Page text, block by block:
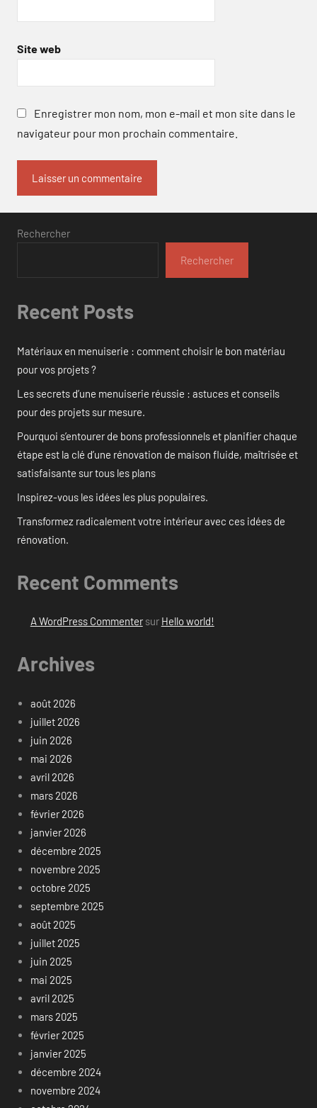
Site web
Enregistrer mon nom, mon e-mail et mon site dans le
navigateur pour mon prochain commentaire.
Rechercher
Rechercher
Recent Posts
Matériaux en menuiserie : comment choisir le bon matériau
pour vos projets ?
Les secrets d’une menuiserie réussie : astuces et conseils
pour des projets sur mesure.
Pourquoi s’entourer de bons professionnels et planifier chaque
étape est la clé d’une rénovation de maison fluide, maîtrisée et
satisfaisante sur tous les plans
Inspirez-vous les idées les plus populaires.
Transformez radicalement votre intérieur avec ces idées de
rénovation.
Recent Comments
A WordPress Commentersur Hello world!
Archives
août 2026
juillet 2026
juin 2026
mai 2026
avril 2026
mars 2026
février 2026
janvier 2026
décembre 2025
novembre 2025
octobre 2025
septembre 2025
août 2025
juillet 2025
juin 2025
mai 2025
avril 2025
mars 2025
février 2025
janvier 2025
décembre 2024
novembre 2024